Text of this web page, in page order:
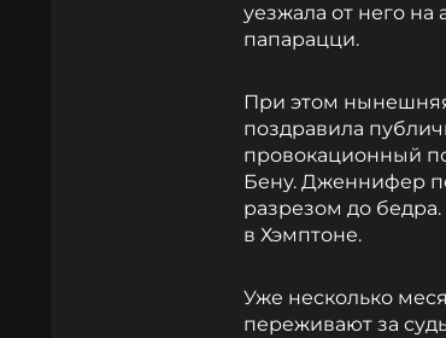
уезжала от него
папарацци.
При этом
поздравила
провокационный
Бену. Дженнифер
разрезом до
в Хэмптоне.
Уже несколько
переживают за